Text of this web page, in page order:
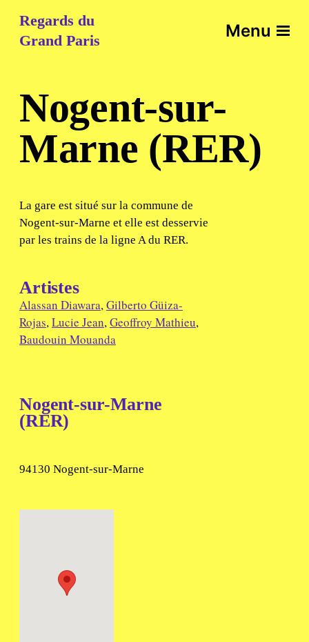
Regards du
Grand Paris
Menu
Nogent-sur-
Marne (RER)
La gare est situé sur la commune de
Nogent-sur-Marne et elle est desservie
par les trains de la ligne A du RER.
Artistes
Alassan Diawara,Gilberto Güiza-
Rojas,Lucie Jean,Geoffroy Mathieu,
Baudouin Mouanda
Nogent-sur-Marne
(RER)
94130 Nogent-sur-Marne